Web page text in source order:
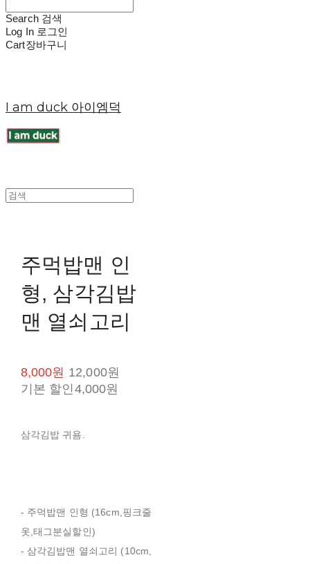
Search 검색
Log In 로그인
Cart장바구니
I am duck 아이엠덕
주먹밥맨 인
형, 삼각김밥
맨 열쇠고리
8,000원 12,000원
기본 할인 4,000원
삼각김밥 귀욤.
- 주먹밥맨 인형 (16cm,핑크줄
옷,태그분실할인)
- 삼각김밥맨 열쇠고리 (10cm,